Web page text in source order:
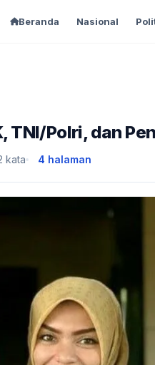
Beranda Nasional
TNI/Polri, dan
kata 4 halaman